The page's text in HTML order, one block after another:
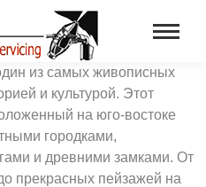
из самых живописных
и культурой. Этот
на юго-востоке
городками,
и древними замками. От
прекрасных пейзажей на